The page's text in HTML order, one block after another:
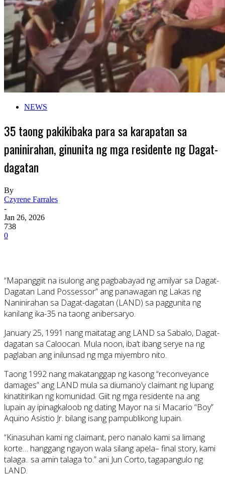
NEWS
35 taong pakikibaka para sa karapatan sa
paninirahan, ginunita ng mga residente ng Dagat-
dagatan
By
Czyrene Farrales
-
Jan 26, 2026
738
0
“Mapanggiit na isulong ang pagbabayad ng amilyar sa Dagat-
Dagatan Land Possessor” ang panawagan ng Lakas ng
Naninirahan sa Dagat-dagatan (LAND) sa paggunita ng
kanilang ika-35 na taong anibersaryo.
January 25, 1991 nang maitatag ang LAND sa Sabalo, Dagat-
dagatan sa Caloocan. Mula noon, iba’t ibang serye na ng
paglaban ang inilunsad ng mga miyembro nito.
Taong 1992 nang makatanggap ng kasong “reconveyance
damages” ang LAND mula sa diumano’y claimant ng lupang
kinatitirikan ng komunidad. Giit ng mga residente na ang
lupain ay ipinagkaloob ng dating Mayor na si Macario “Boy”
Aquino Asistio Jr. bilang isang pampublikong lupain.
“Kinasuhan kami ng claimant, pero nanalo kami sa limang
korte… hanggang ngayon wala silang apela– final story, kami
talaga.. sa amin talaga ‘to.” ani Jun Corto, tagapangulo ng
LAND.